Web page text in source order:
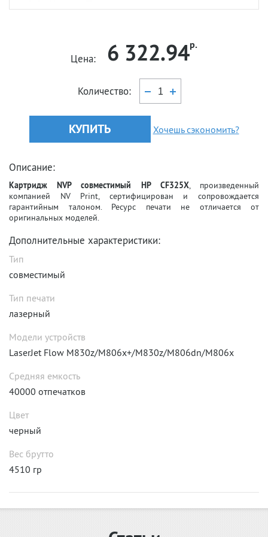
Цена: 6 322.94р.
Количество:
КУПИТЬ Хочешь сэкономить?
Описание:
Картридж NVP совместимый HP CF325X, произведенный
компанией NV Print, сертифицирован и сопровождается
гарантийным талоном. Ресурс печати не отличается от
оригинальных моделей.
Дополнительные характеристики:
Тип
совместимый
Тип печати
лазерный
Модели устройств
LaserJet Flow M830z/M806x+/M830z/M806dn/M806x
Средняя емкость
40000 отпечатков
Цвет
черный
Вес брутто
4510 гр